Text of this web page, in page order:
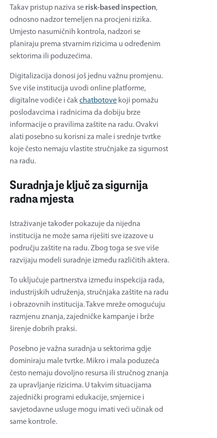
Takav pristup naziva se risk-based inspection,
odnosno nadzor temeljen na procjeni rizika.
Umjesto nasumičnih kontrola, nadzori se
planiraju prema stvarnim rizicima u određenim
sektorima ili poduzećima.
Digitalizacija donosi još jednu važnu promjenu.
Sve više institucija uvodi online platforme,
digitalne vodiče i čakchatbotove koji pomažu
poslodavcima i radnicima da dobiju brze
informacije o pravilima zaštite na radu. Ovakvi
alati posebno su korisni za male i srednje tvrtke
koje često nemaju vlastite stručnjake za sigurnost
na radu.
Suradnja je ključ za sigurnija
radna mjesta
Istraživanje također pokazuje da nijedna
institucija ne može sama riješiti sve izazove u
području zaštite na radu. Zbog toga se sve više
razvijaju modeli suradnje između različitih aktera.
To uključuje partnerstva između inspekcija rada,
industrijskih udruženja, stručnjaka zaštite na radu
i obrazovnih institucija. Takve mreže omogućuju
razmjenu znanja, zajedničke kampanje i brže
širenje dobrih praksi.
Posebno je važna suradnja u sektorima gdje
dominiraju male tvrtke. Mikro i mala poduzeća
često nemaju dovoljno resursa ili stručnog znanja
za upravljanje rizicima. U takvim situacijama
zajednički programi edukacije, smjernice i
savjetodavne usluge mogu imati veći učinak od
same kontrole.